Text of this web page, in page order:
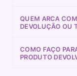
QUEM ARCA
DEVOLUÇÃO OU
COMO FAÇO
PRODUTO